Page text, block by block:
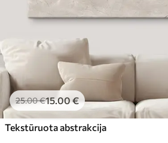
25.00€15.00€
Tekstūruota abstrakcija